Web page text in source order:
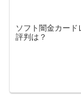
ソフト闇金カー
評判は？